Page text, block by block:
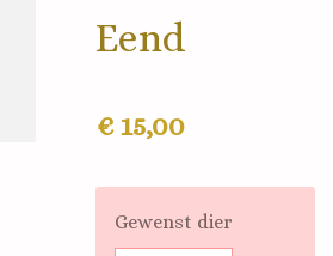
Eend
€ 15,00
Gewenst dier